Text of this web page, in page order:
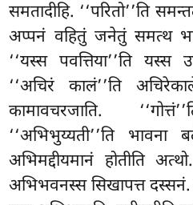
समतादीहि. ‘‘परितो’’ति
अप्पनं वहितुं जनेतुं समत्थ
‘‘यस्स पवत्तिया’’ति यस्स
‘‘अचिरं कालं’’ति
कामावचरजाति.
‘‘अभिभुय्यती’’ति
अभिमद्दीयमानं होतीति
अभिभवनस्स सिखापत्त दस्सनं.